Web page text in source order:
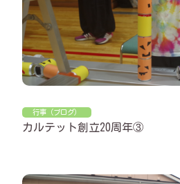
行事（ブログ）
カルテット創立20周年③